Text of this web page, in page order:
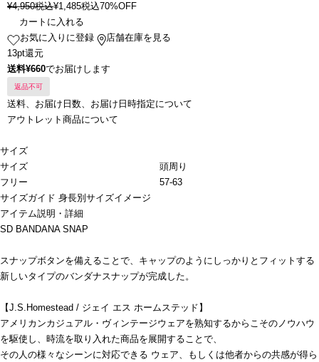
¥4,950税込¥1,485税込70%OFF
カートに入れる
お気に入りに登録
店舗在庫を見る
13pt還元
送料¥660でお届けします
返品不可
送料、お届け日数、お届け日時指定について
アウトレット商品について
サイズ
サイズ
頭周り
フリー
57-63
サイズガイド 身長別サイズイメージ
アイテム説明・詳細
SD BANDANA SNAP
スナップボタンを備えることで、キャップのようにしっかりとフィットする
新しいタイプのバンダナスナップが完成した。
【J.S.Homestead / ジェイ エス ホームステッド】
アメリカンカジュアル・ヴィンテージウェアを熟知するからこそのノウハウ
を駆使し、時流を取り入れた商品を展開することで、
その人の様々なシーンに対応できる ウェア、もしくは他者からの共感が得ら